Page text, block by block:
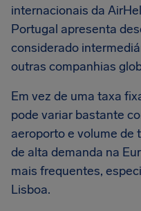
internacionais da
Portugal apresenta
considerado
outras companhias
Em vez de uma taxa
pode variar bastante
aeroporto e volume de
de alta demanda na
mais frequentes,
Lisboa.